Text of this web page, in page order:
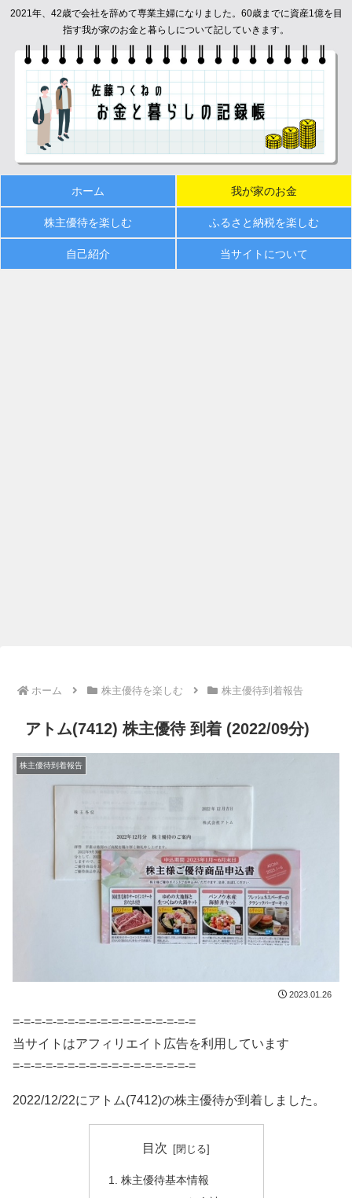
2021年、42歳で会社を辞めて専業主婦になりました。60歳までに資産1億を目
指す我が家のお金と暮らしについて記していきます。
ホーム 我が家のお金
株主優待を楽しむ ふるさと納税を楽しむ
自己紹介 当サイトについて
ホーム 株主優待を楽しむ 株主優待到着報告
アトム(7412) 株主優待 到着 (2022/09分)
株主優待到着報告
2023.01.26
=-=-=-=-=-=-=-=-=-=-=-=-=-=-=-=-=
当サイトはアフィリエイト広告を利用しています
=-=-=-=-=-=-=-=-=-=-=-=-=-=-=-=-=
2022/12/22にアトム(7412)の株主優待が到着しました。
目次
株主優待基本情報